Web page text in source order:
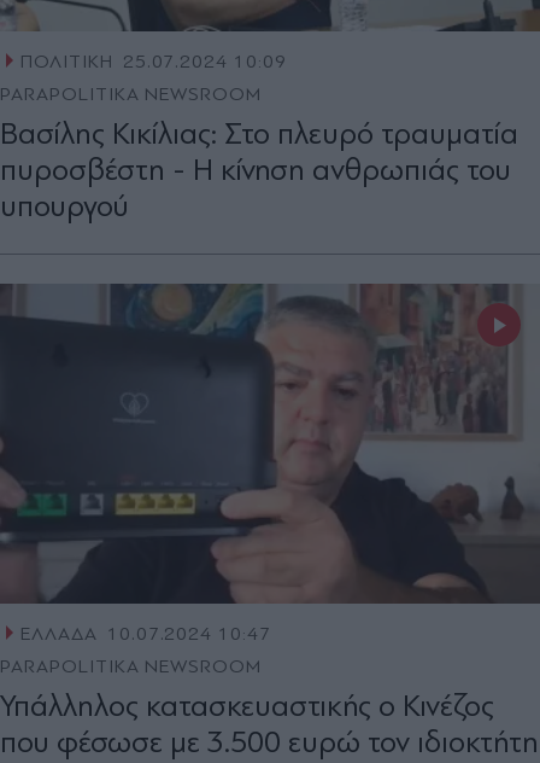
ΠΟΛΙΤΙΚΗ
25.07.2024 10:09
PARAPOLITIKA NEWSROOM
Βασίλης Κικίλιας: Στο πλευρό τραυματία
πυροσβέστη - Η κίνηση ανθρωπιάς του
υπουργού
ΕΛΛΑΔΑ 10.07.2024 10:47
PARAPOLITIKA NEWSROOM
Υπάλληλος κατασκευαστικής ο Κινέζος
που φέσωσε με 3.500 ευρώ τον ιδιοκτήτη